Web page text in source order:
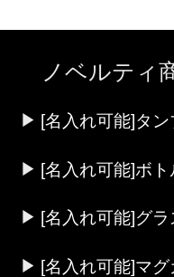
ノベルティ
[名入れ可能]タン
[名入れ可能]ボト
[名入れ可能]グ
[名入れ可能]マグ